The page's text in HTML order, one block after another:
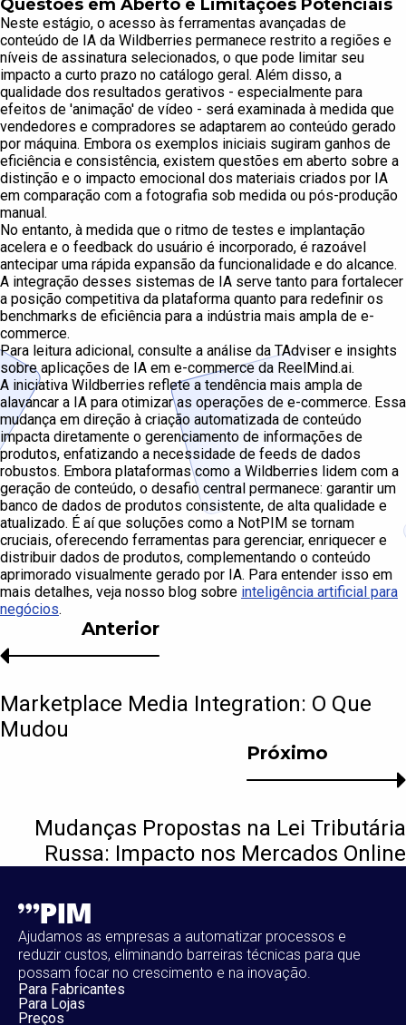
Questões em Aberto e Limitações Potenciais
Neste estágio, o acesso às ferramentas avançadas de
conteúdo de IA da Wildberries permanece restrito a regiões e
níveis de assinatura selecionados, o que pode limitar seu
impacto a curto prazo no catálogo geral. Além disso, a
qualidade dos resultados gerativos - especialmente para
efeitos de 'animação' de vídeo - será examinada à medida que
vendedores e compradores se adaptarem ao conteúdo gerado
por máquina. Embora os exemplos iniciais sugiram ganhos de
eficiência e consistência, existem questões em aberto sobre a
distinção e o impacto emocional dos materiais criados por IA
em comparação com a fotografia sob medida ou pós-produção
manual.
No entanto, à medida que o ritmo de testes e implantação
acelera e o feedback do usuário é incorporado, é razoável
antecipar uma rápida expansão da funcionalidade e do alcance.
A integração desses sistemas de IA serve tanto para fortalecer
a posição competitiva da plataforma quanto para redefinir os
benchmarks de eficiência para a indústria mais ampla de e-
commerce.
Para leitura adicional, consulte a análise da TAdviser e insights
sobre aplicações de IA em e-commerce da ReelMind.ai.
A iniciativa Wildberries reflete a tendência mais ampla de
alavancar a IA para otimizar as operações de e-commerce. Essa
mudança em direção à criação automatizada de conteúdo
impacta diretamente o gerenciamento de informações de
produtos, enfatizando a necessidade de feeds de dados
robustos. Embora plataformas como a Wildberries lidem com a
geração de conteúdo, o desafio central permanece: garantir um
banco de dados de produtos consistente, de alta qualidade e
atualizado. É aí que soluções como a NotPIM se tornam
cruciais, oferecendo ferramentas para gerenciar, enriquecer e
distribuir dados de produtos, complementando o conteúdo
aprimorado visualmente gerado por IA. Para entender isso em
mais detalhes, veja nosso blog sobre inteligência artificial para
negócios.
Próximo
Mudanças Propostas na Lei Tributária
Russa: Impacto nos Mercados Online
Anterior
Marketplace Media Integration: O Que
Mudou
Ajudamos as empresas a automatizar processos e
reduzir custos, eliminando barreiras técnicas para que
possam focar no crescimento e na inovação.
Para Fabricantes
Para Lojas
Preços